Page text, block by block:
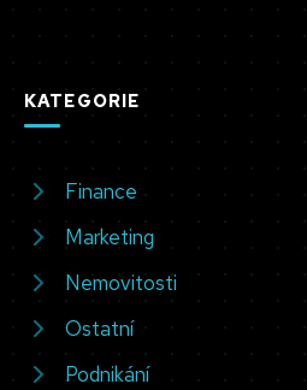
KATEGORIE
Finance
Marketing
Nemovitosti
Ostatní
Podnikání